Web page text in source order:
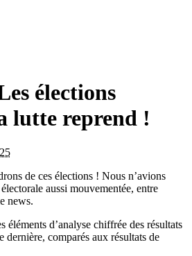
élections
lutte reprend !
de ces élections ! Nous n’avions
aussi mouvementée, entre
news.
éléments d’analyse chiffrée des résultats
dernière, comparés aux résultats de